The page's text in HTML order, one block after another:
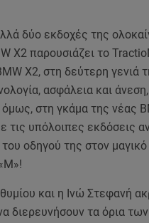
δύο εκδοχές της
X2 παρουσιάζει το
X2, στη δεύτερη γενιά
ασφάλεια και
στη γκάμα της νέας
τις υπόλοιπες εκδόσεις
οδηγού της στον
και η Ινώ Στεφανή
διερευνήσουν τα όρια